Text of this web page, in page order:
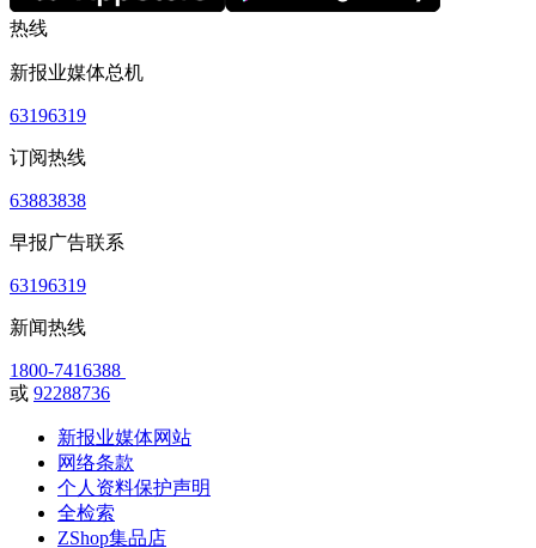
热线
新报业媒体总机
63196319
订阅热线
63883838
早报广告联系
63196319
新闻热线
1800-7416388
或 92288736
新报业媒体网站
网络条款
个人资料保护声明
全检索
ZShop集品店